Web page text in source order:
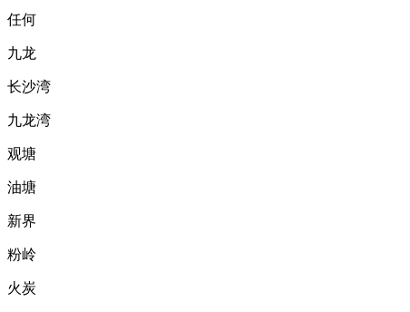
任何
九龙
长沙湾
九龙湾
观塘
油塘
新界
粉岭
火炭